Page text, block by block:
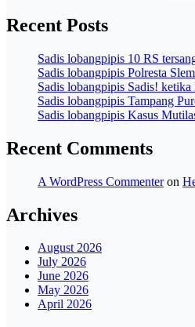
Recent Posts
Sadis lobangpipis 10 RS
Sadis lobangpipis Polresta
Sadis lobangpipis Sadis!
Sadis lobangpipis Tampang
Sadis lobangpipis Kasus
Recent Comments
A WordPress Commenteron
Archives
August 2026
July 2026
June 2026
May 2026
April 2026